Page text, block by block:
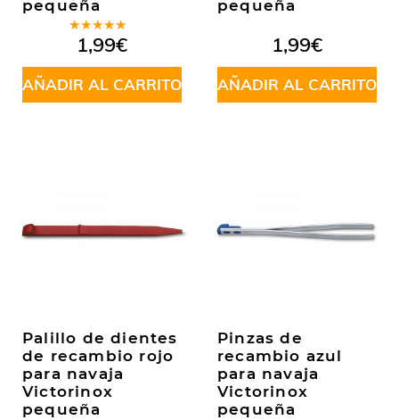
pequeña
Valorado
en5.00de
5
1,99€
AÑADIR AL CARRITO
pequeña
1,99€
AÑADIR AL CARRITO
Palillo de dientes
de recambio rojo
para navaja
Victorinox
pequeña
Pinzas de
recambio azul
para navaja
Victorinox
pequeña